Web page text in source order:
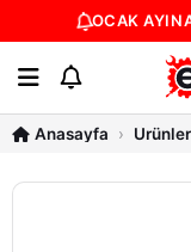
OCAK
Ürünler